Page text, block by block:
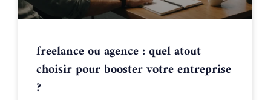
freelance ou agence : quel atout
choisir pour booster votre entreprise
?